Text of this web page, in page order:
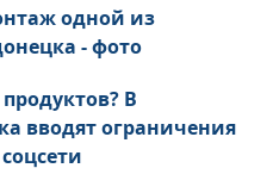
одной из
- фото
В
вводят ограничения